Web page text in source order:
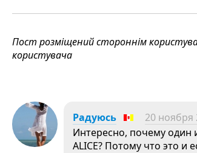
Пост розміщений стороннім
користувача
Радуюсь 20 ноября
Интересно, почему один
ALICE? Потому что это и